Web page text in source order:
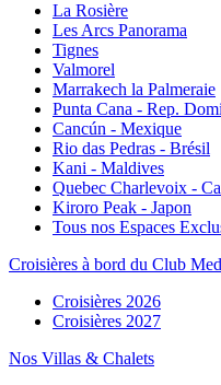
La Rosière
Les Arcs Panorama
Tignes
Valmorel
Marrakech la Palmeraie
Punta Cana - Rep.
Cancún - Mexique
Rio das Pedras - Brésil
Kani - Maldives
Quebec Charlevoix -
Kiroro Peak - Japon
Tous nos Espaces
Croisières à bord du Club
Croisières 2026
Croisières 2027
Nos Villas & Chalets